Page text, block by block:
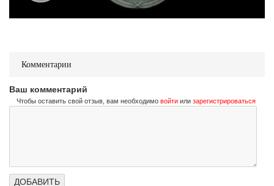
Комментарии
Ваш комментарий
Чтобы оставить свой отзыв, вам необходимо войти или зарегистрироваться